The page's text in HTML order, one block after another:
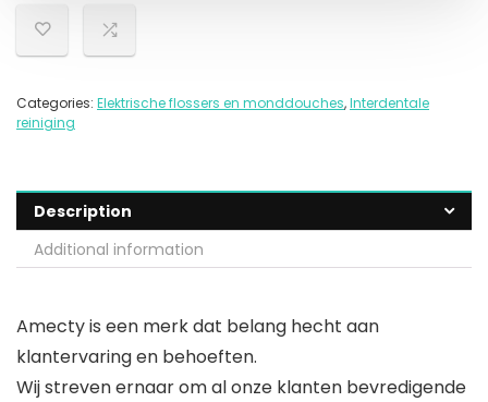
Categories: Elektrische flossers en monddouches,Interdentale
reiniging
Description
Additional information
Amecty is een merk dat belang hecht aan
klantervaring en behoeften.
Wij streven ernaar om al onze klanten bevredigende